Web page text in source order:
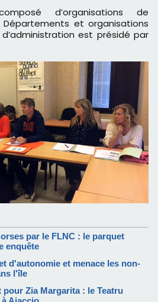
d’organisations de
et organisations
est présidé par
par le FLNC : le parquet
enquête
d'autonomie et menace les non-
l'île
Zia Margarita : le Teatru